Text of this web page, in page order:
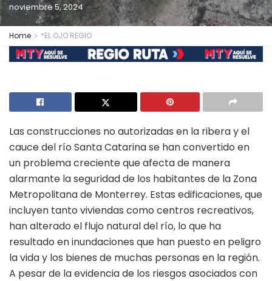
noviembre 5, 2024
Home *EL OJO REGIO
Las construcciones no autorizadas en la ribera y el
cauce del río Santa Catarina se han convertido en
un problema creciente que afecta de manera
alarmante la seguridad de los habitantes de la Zona
Metropolitana de Monterrey. Estas edificaciones, que
incluyen tanto viviendas como centros recreativos,
han alterado el flujo natural del río, lo que ha
resultado en inundaciones que han puesto en peligro
la vida y los bienes de muchas personas en la región.
A pesar de la evidencia de los riesgos asociados con